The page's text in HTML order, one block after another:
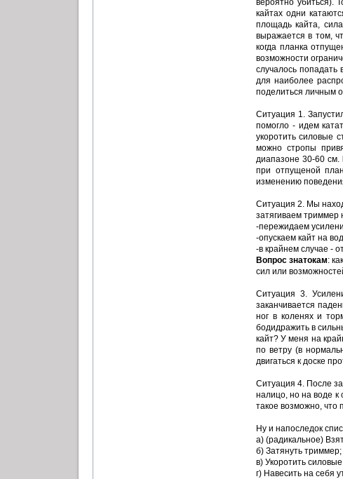
вероятно убиться).
кайтах одни
площадь кайта,
выражается в том,
когда планка
возможности
случалось
для наиболее
поделиться личным
Ситуация 1.
помогло - идем
укоротить силовые
можно стропы
диапазоне 30-60 см.
при отпущеной
изменению
Ситуация 2. Мы
затягиваем триммер
-пережидаем
-опускаем кайт на
-в крайнем случае -
Вопрос знатокам:
сил или
Ситуация 3.
заканчивается
ног в коленях и
бодидражить в
кайт? У меня на
по ветру (в
двигаться к доске
Ситуация 4. После
налицо, но на воде к
такое возможно, что
Ну и напоследок
а) (радикальное)
б) Затянуть триммер;
в) Укоротить
г) Навесить на себя